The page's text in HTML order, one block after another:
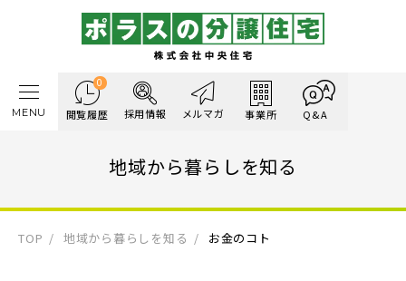
0
閲覧履歴 採用情報 メルマガ 事業所 Q&A
MENU
地域から暮らしを知る
TOP 地域から暮らしを知る お金のコト